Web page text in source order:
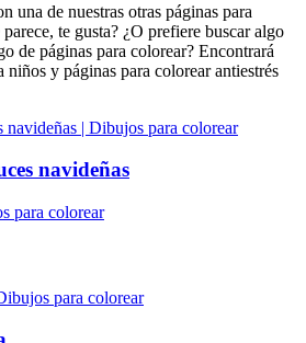
una de nuestras otras páginas para
te gusta? ¿O prefiere buscar algo
de páginas para colorear? Encontrará
niños y páginas para colorear antiestrés
navideñas